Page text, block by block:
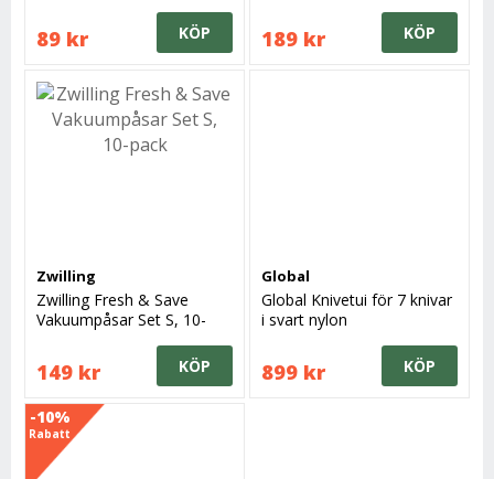
89 kr KÖP 189 kr KÖP
Zwilling
Zwilling Fresh & Save
Vakuumpåsar Set S, 10-
149 kr KÖP
Global
Global Knivetui för 7 knivar
i svart nylon
899 kr KÖP
-10%
Rabatt